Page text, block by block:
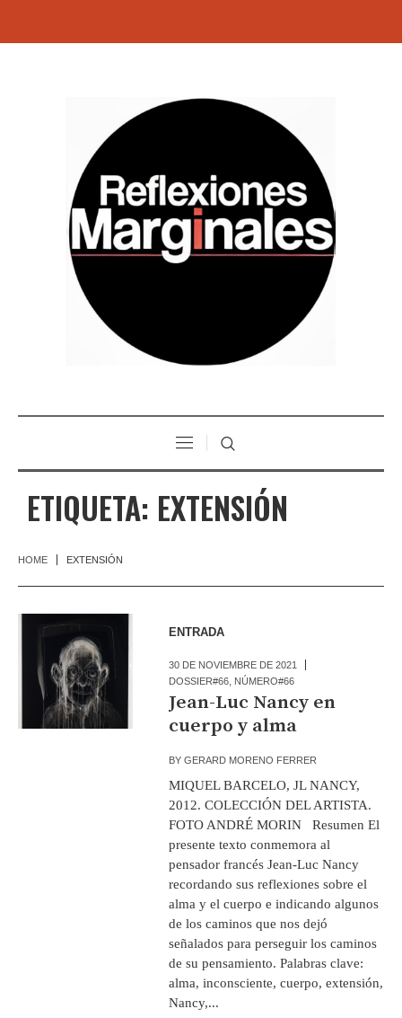
ETIQUETA: EXTENSIÓN
HOME EXTENSIÓN
ENTRADA
30 DE NOVIEMBRE DE 2021
DOSSIER#66 NÚMERO#66
Jean-Luc Nancy en
cuerpo y alma
BYGERARD MORENO FERRER
MIQUEL BARCELO, JL NANCY,
2012. COLECCIÓN DEL ARTISTA.
FOTO ANDRÉ MORIN Resumen El
presente texto conmemora al
pensador francés Jean-Luc Nancy
recordando sus reflexiones sobre el
alma y el cuerpo e indicando algunos
de los caminos que nos dejó
señalados para perseguir los caminos
de su pensamiento. Palabras clave:
alma, inconsciente, cuerpo, extensión,
Nancy,...